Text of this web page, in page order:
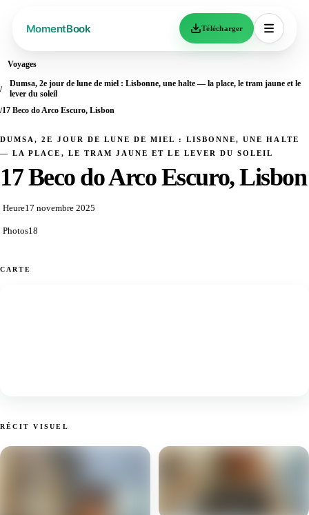
Télécharger
Voyages
Dumsa, 2e jour de lune de miel : Lisbonne, une halte — la place, le tram jaune et le
lever du soleil
17 Beco do Arco Escuro, Lisbon
DUMSA, 2E JOUR DE LUNE DE MIEL : LISBONNE, UNE HALTE
— LA PLACE, LE TRAM JAUNE ET LE LEVER DU SOLEIL
17 Beco do Arco Escuro, Lisbon
Heure17 novembre 2025
Photos18
CARTE
RÉCIT VISUEL